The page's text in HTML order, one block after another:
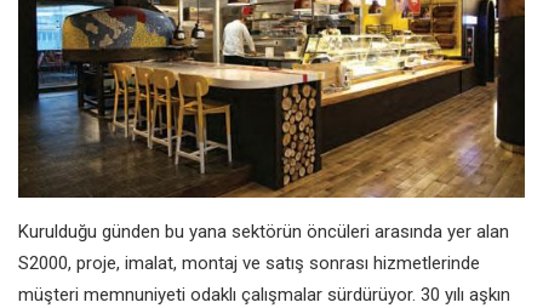
Kurulduğu günden bu yana sektörün öncüleri arasında yer alan
S2000, proje, imalat, montaj ve satış sonrası hizmetlerinde
müşteri memnuniyeti odaklı çalışmalar sürdürüyor. 30 yılı aşkın